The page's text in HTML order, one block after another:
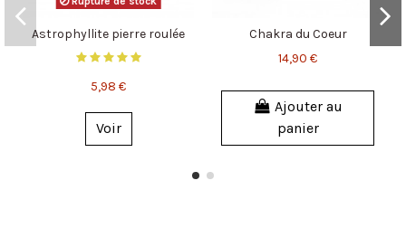
Astrophyllite pierre roulée
5,98 €
Voir
Chakra du Coeur
14,90 €
Ajouter au
panier